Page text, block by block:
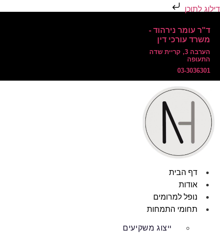
דילוג לתוכן
ד"ר עומר נירהוד -
משרד עורכי דין
הערבה 3, קריית שדה
התעופה
03-3036301
דף הבית
אודות
נופל למרומים
תחומי התמחות
ייצוג משקיעים